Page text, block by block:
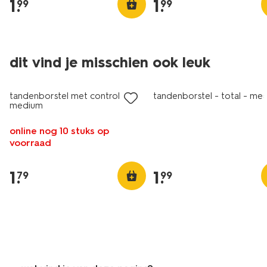
1 .
99 1 .
99
dit vind je misschien ook leuk
tandenborstel met control tip -
medium
online nog 10 stuks op
voorraad
1.
79
vegan
tandenborstel - total -
1.
99